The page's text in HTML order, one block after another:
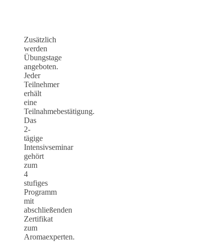
Zusätzlich
werden
Übungstage
angeboten.
Jeder
Teilnehmer
erhält
eine
Teilnahmebestätigung.
Das
2-
tägige
Intensivseminar
gehört
zum
4
stufiges
Programm
mit
abschließenden
Zertifikat
zum
Aromaexperten.